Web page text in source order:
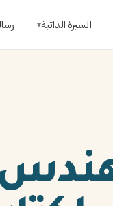
السيرة الذاتية▾